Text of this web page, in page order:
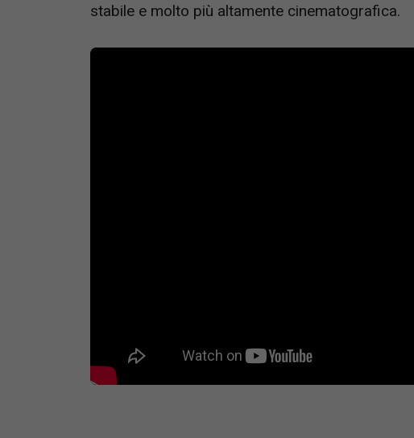
stabile e molto più altamente cinematografica.